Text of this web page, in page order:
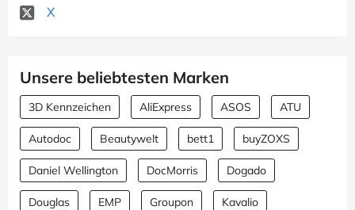
X
Unsere beliebtesten Marken
3D Kennzeichen AliExpress ASOS ATU
Autodoc Beautywelt bett1 buyZOXS
Daniel Wellington DocMorris Dogado
Douglas EMP Groupon Kavalio